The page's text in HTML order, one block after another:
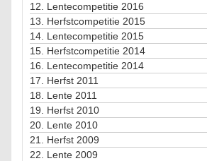
12. Lentecompetitie 2016
13. Herfstcompetitie 2015
14. Lentecompetitie 2015
15. Herfstcompetitie 2014
16. Lentecompetitie 2014
17. Herfst 2011
18. Lente 2011
19. Herfst 2010
20. Lente 2010
21. Herfst 2009
22. Lente 2009